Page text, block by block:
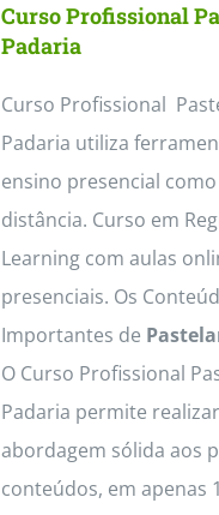
variants.
options
may
be
chosen
on
the
product
page
Curso Profissional
Padaria
Curso Profissional
Padaria utiliza
ensino presencial
distância. Curso em
Learning com aulas
presenciais. Os
Importantes de
O Curso Profissional
Padaria permite
abordagem sólida aos
conteúdos, em apenas